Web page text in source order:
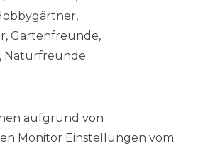
Gartenfreunde,
Naturfreunde
aufgrund von
Monitor Einstellungen vom